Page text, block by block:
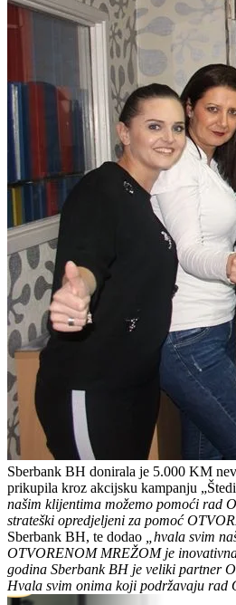
Sberbank BH donirala je 5.000 KM
prikupila kroz akcijsku kampanju
našim klijentima možemo pomoći rad
strateški opredjeljeni za pomoć
Sberbank BH, te dodao „hvala svim
OTVORENOM MREŽOM je
godina Sberbank BH je veliki partner
Hvala svim onima koji podržavaju rad